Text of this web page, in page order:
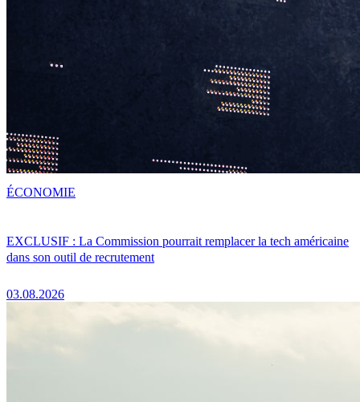
EXCLUSIF : La Commission pourrait remplacer la tech américaine
dans son outil de recrutement
03.08.2026
ÉCONOMIE